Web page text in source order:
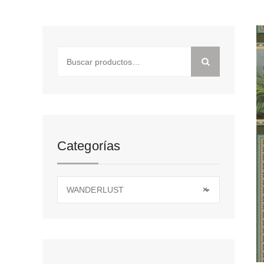
Categorías
×
WANDERLUST